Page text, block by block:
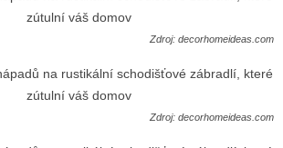
Zdroj: decorhomeideas.com
Zdroj: decorhomeideas.com